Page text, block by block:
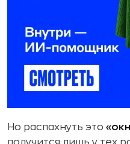
Но распахнуть это